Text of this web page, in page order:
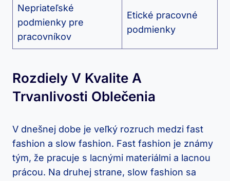
Nepriateľské
podmienky pre
pracovníkov
Etické pracovné
podmienky
Rozdiely V Kvalite A
Trvanlivosti Oblečenia
V dnešnej dobe je veľký rozruch medzi fast
fashion a slow fashion. Fast fashion je známy
tým, že pracuje s lacnými materiálmi a lacnou
prácou. Na druhej strane, slow fashion sa